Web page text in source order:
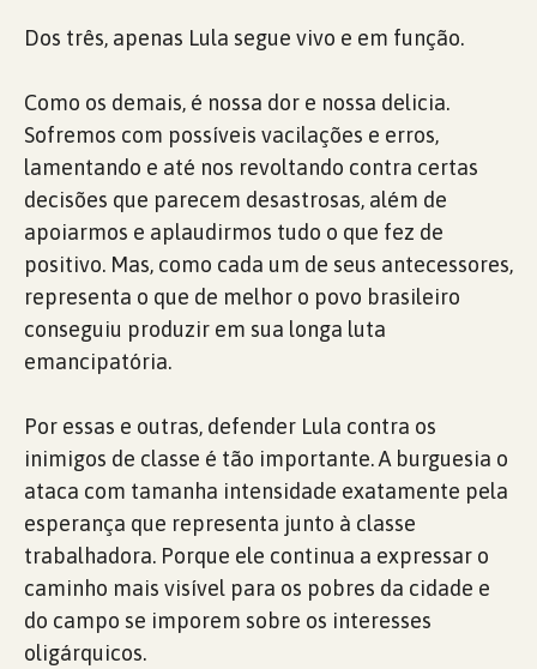
Dos três, apenas Lula segue vivo e em função.
Como os demais, é nossa dor e nossa delicia.
Sofremos com possíveis vacilações e erros,
lamentando e até nos revoltando contra certas
decisões que parecem desastrosas, além de
apoiarmos e aplaudirmos tudo o que fez de
positivo. Mas, como cada um de seus antecessores,
representa o que de melhor o povo brasileiro
conseguiu produzir em sua longa luta
emancipatória.
Por essas e outras, defender Lula contra os
inimigos de classe é tão importante. A burguesia o
ataca com tamanha intensidade exatamente pela
esperança que representa junto à classe
trabalhadora. Porque ele continua a expressar o
caminho mais visível para os pobres da cidade e
do campo se imporem sobre os interesses
oligárquicos.